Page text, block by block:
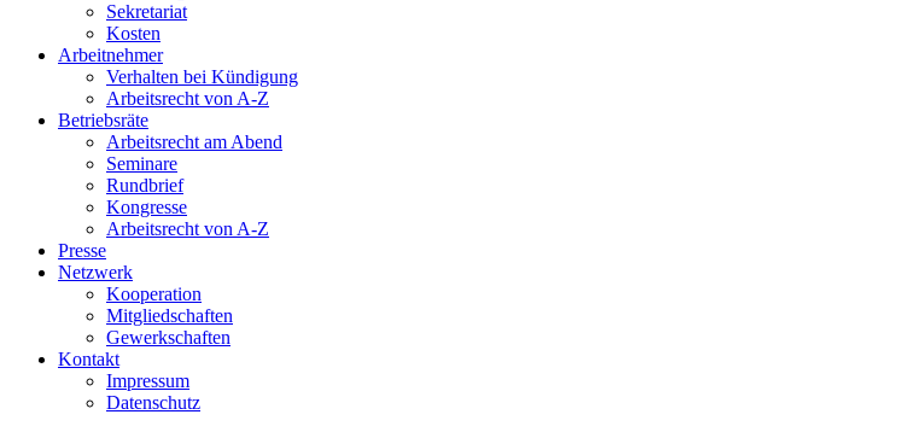
Sekretariat
Kosten
Arbeitnehmer
Verhalten bei Kündigung
Arbeitsrecht von A-Z
Betriebsräte
Arbeitsrecht am Abend
Seminare
Rundbrief
Kongresse
Arbeitsrecht von A-Z
Presse
Netzwerk
Kooperation
Mitgliedschaften
Gewerkschaften
Kontakt
Impressum
Datenschutz